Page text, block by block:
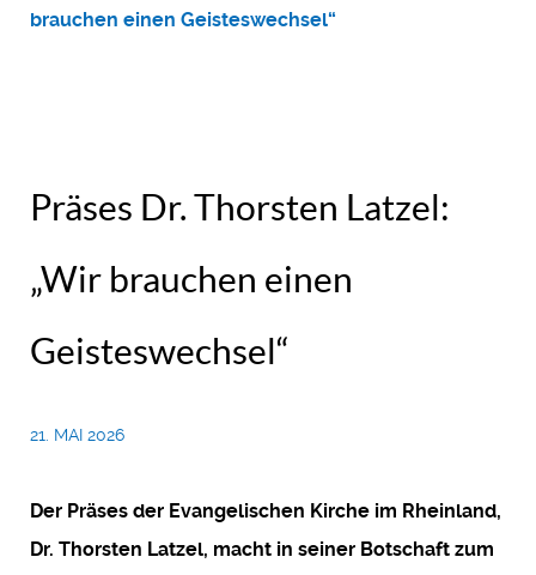
brauchen einen Geisteswechsel“
Präses Dr. Thorsten Latzel:
„Wir brauchen einen
Geisteswechsel“
21. MAI 2026
Der Präses der Evangelischen Kirche im Rheinland,
Dr. Thorsten Latzel, macht in seiner Botschaft zum